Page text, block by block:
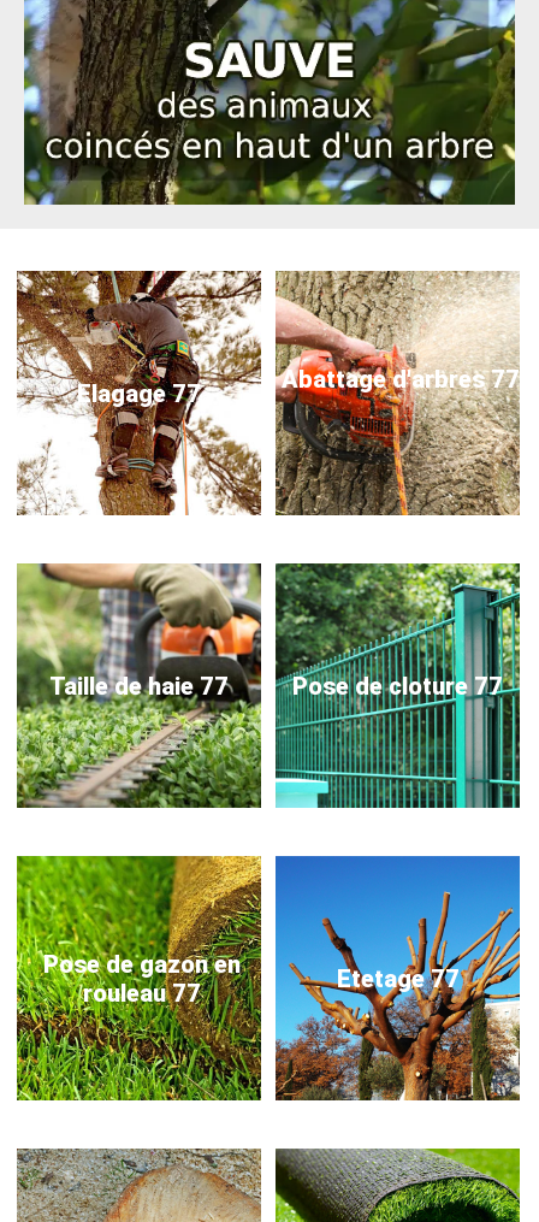
Elagage 77 Abattage d'arbres 77
Taille de haie 77 Pose de cloture 77
Pose de gazon en
rouleau 77
Etetage 77